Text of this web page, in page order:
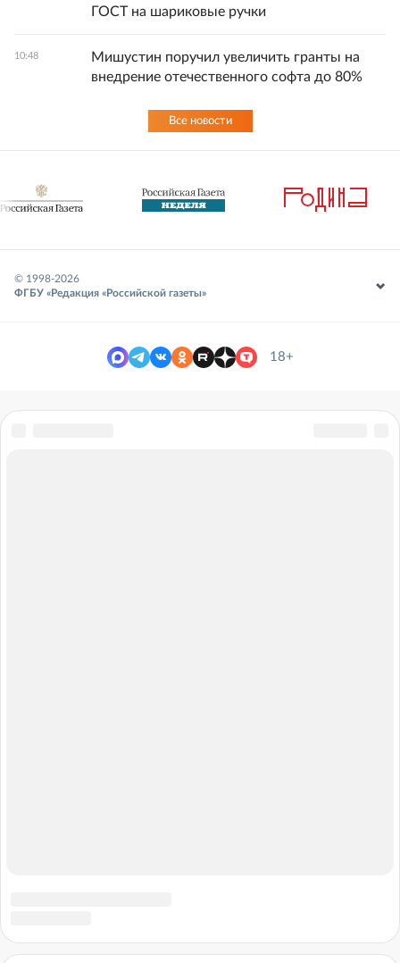
ГОСТ на шариковые ручки
10:48
Мишустин поручил увеличить гранты на
внедрение отечественного софта до 80%
Все новости
© 1998-2026
ФГБУ «Редакция «Российской газеты»
18+